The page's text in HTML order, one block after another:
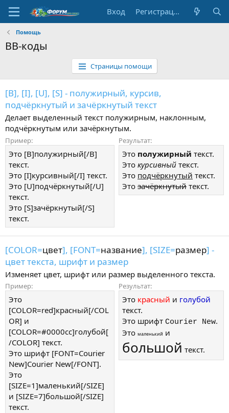
Вход Регистрация
Помощь
BB-коды
Страницы помощи
[B], [I], [U], [S] - полужирный, курсив,
подчёркнутый и зачёркнутый текст
Делает выделенный текст полужирным, наклонным,
подчёркнутым или зачёркнутым.
Пример:
Это [B]полужирный[/B]
текст.
Это [I]курсивный[/I] текст.
Это [U]подчёркнутый[/U]
текст.
Это [S]зачёркнутый[/S]
текст.
Результат:
Это полужирный текст.
Это курсивный текст.
Это подчёркнутый текст.
Это зачёркнутый текст.
[COLOR=цвет], [FONT=название], [SIZE=размер] -
цвет текста, шрифт и размер
Изменяет цвет, шрифт или размер выделенного текста.
Пример:
Это
[COLOR=red]красный[/COL
OR] и
[COLOR=#0000cc]голубой[
/COLOR] текст.
Это шрифт [FONT=Courier
New]Courier New[/FONT].
Это
[SIZE=1]маленький[/SIZE]
и [SIZE=7]большой[/SIZE]
текст.
Результат:
Это красный и голубой
текст.
Это шрифт Courier New.
Это маленький и
большой текст.